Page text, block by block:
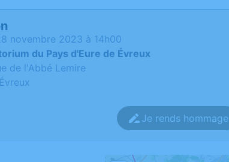
novembre 2023 à 14h00
du Pays d'Eure de Évreux
de l'Abbé Lemire
Je rends hommage